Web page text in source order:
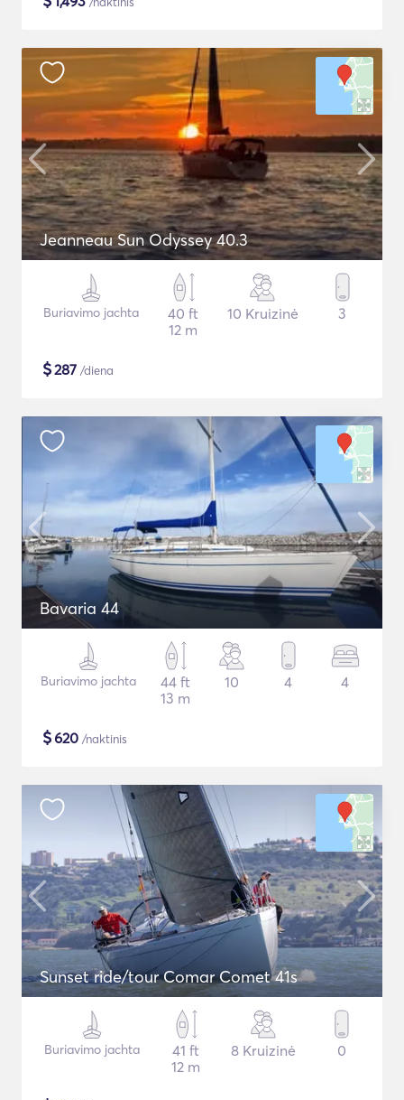
Jeanneau Sun Odyssey 40.3
Buriavimo jachta
40 ft
12 m
10 Kruizinė 3
$287 /diena
Bavaria 44
Buriavimo jachta
44 ft
13 m
10 4 4
$620 /naktinis
Sunset ride/tour Comar Comet 41s
Buriavimo jachta
41 ft
12 m
8 Kruizinė 0